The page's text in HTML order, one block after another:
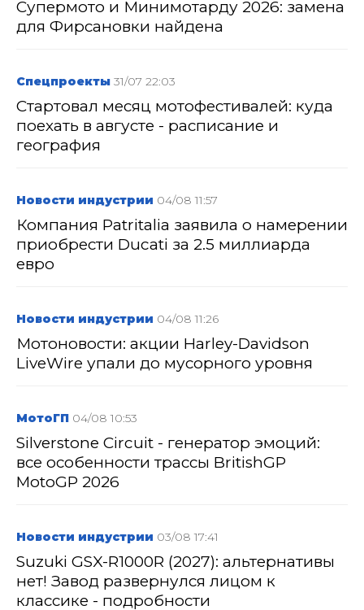
Супермото и Минимотарду 2026: замена
для Фирсановки найдена
Спецпроекты 31/07 22:03
Стартовал месяц мотофестивалей: куда
поехать в августе - расписание и
география
Новости индустрии 04/08 11:57
Компания Patritalia заявила о намерении
приобрести Ducati за 2.5 миллиарда
евро
Новости индустрии 04/08 11:26
Мотоновости: акции Harley-Davidson
LiveWire упали до мусорного уровня
МотоГП 04/08 10:53
Silverstone Circuit - генератор эмоций:
все особенности трассы BritishGP
MotoGP 2026
Новости индустрии 03/08 17:41
Suzuki GSX-R1000R (2027): альтернативы
нет! Завод развернулся лицом к
классике - подробности